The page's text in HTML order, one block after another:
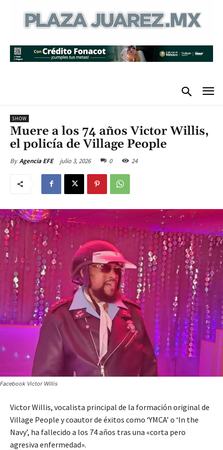
SHOW
Muere a los 74 años Victor Willis,
el policía de Village People
By Agencia EFE julio 3, 2026 0 24
Facebook Victor Willis
Victor Willis, vocalista principal de la formación original de
Village People y coautor de éxitos como ‘YMCA’ o ‘In the
Navy’, ha fallecido a los 74 años tras una «corta pero
agresiva enfermedad».